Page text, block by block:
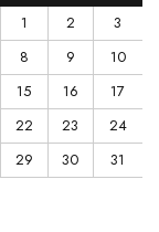
1
2
3
8 9
10
15 16
17
22 23
24
29 30 31